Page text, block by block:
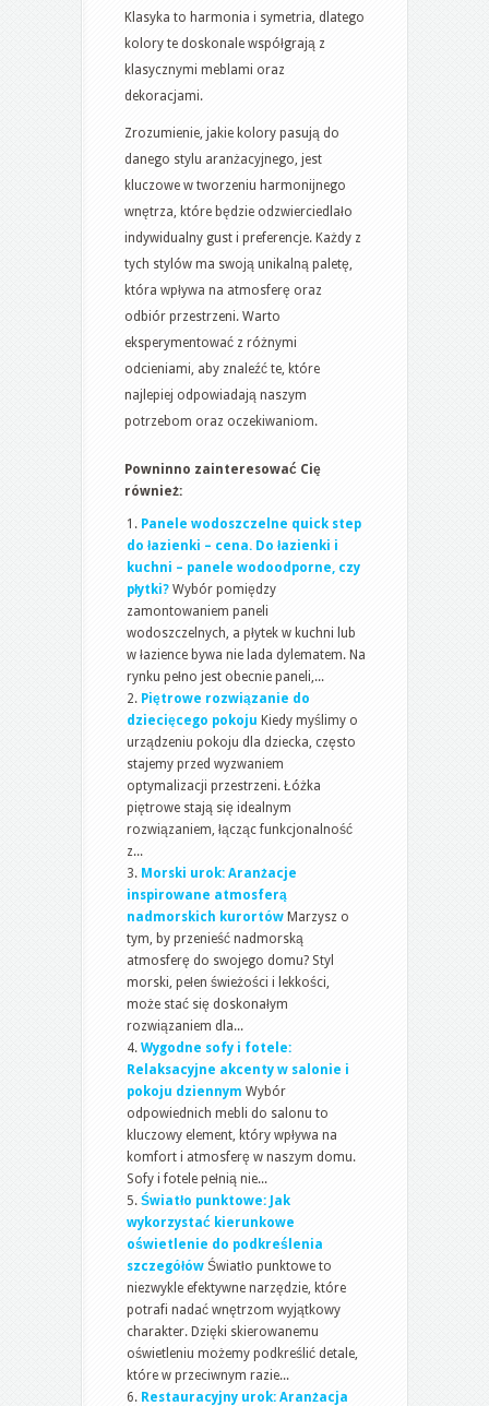
Klasyka to harmonia i symetria, dlatego
kolory te doskonale współgrają z
klasycznymi meblami oraz
dekoracjami.
Zrozumienie, jakie kolory pasują do
danego stylu aranżacyjnego, jest
kluczowe w tworzeniu harmonijnego
wnętrza, które będzie odzwierciedlało
indywidualny gust i preferencje. Każdy z
tych stylów ma swoją unikalną paletę,
która wpływa na atmosferę oraz
odbiór przestrzeni. Warto
eksperymentować z różnymi
odcieniami, aby znaleźć te, które
najlepiej odpowiadają naszym
potrzebom oraz oczekiwaniom.
Powninno zainteresować Cię
również:
Panele wodoszczelne quick step
do łazienki – cena. Do łazienki i
kuchni – panele wodoodporne, czy
płytki? Wybór pomiędzy
zamontowaniem paneli
wodoszczelnych, a płytek w kuchni lub
w łazience bywa nie lada dylematem. Na
rynku pełno jest obecnie paneli,...
Piętrowe rozwiązanie do
dziecięcego pokoju Kiedy myślimy o
urządzeniu pokoju dla dziecka, często
stajemy przed wyzwaniem
optymalizacji przestrzeni. Łóżka
piętrowe stają się idealnym
rozwiązaniem, łącząc funkcjonalność
z...
Morski urok: Aranżacje
inspirowane atmosferą
nadmorskich kurortów Marzysz o
tym, by przenieść nadmorską
atmosferę do swojego domu? Styl
morski, pełen świeżości i lekkości,
może stać się doskonałym
rozwiązaniem dla...
Wygodne sofy i fotele:
Relaksacyjne akcenty w salonie i
pokoju dziennym Wybór
odpowiednich mebli do salonu to
kluczowy element, który wpływa na
komfort i atmosferę w naszym domu.
Sofy i fotele pełnią nie...
Światło punktowe: Jak
wykorzystać kierunkowe
oświetlenie do podkreślenia
szczegółów Światło punktowe to
niezwykle efektywne narzędzie, które
potrafi nadać wnętrzom wyjątkowy
charakter. Dzięki skierowanemu
oświetleniu możemy podkreślić detale,
które w przeciwnym razie...
Restauracyjny urok: Aranżacja